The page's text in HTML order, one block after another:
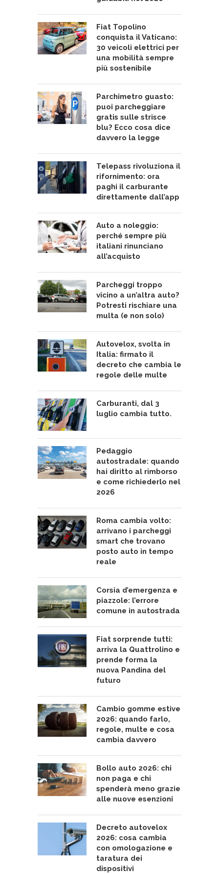
Fiat Topolino
conquista il Vaticano:
30 veicoli elettrici per
una mobilità sempre
più sostenibile
Parchimetro guasto:
puoi parcheggiare
gratis sulle strisce
blu? Ecco cosa dice
davvero la legge
Telepass rivoluziona il
rifornimento: ora
paghi il carburante
direttamente dall’app
Auto a noleggio:
perché sempre più
italiani rinunciano
all’acquisto
Parcheggi troppo
vicino a un’altra auto?
Potresti rischiare una
multa (e non solo)
Autovelox, svolta in
Italia: firmato il
decreto che cambia le
regole delle multe
Carburanti, dal 3
luglio cambia tutto.
Pedaggio
autostradale: quando
hai diritto al rimborso
e come richiederlo nel
2026
Roma cambia volto:
arrivano i parcheggi
smart che trovano
posto auto in tempo
reale
Corsia d’emergenza e
piazzole: l’errore
comune in autostrada
Fiat sorprende tutti:
arriva la Quattrolino e
prende forma la
nuova Pandina del
futuro
Cambio gomme estive
2026: quando farlo,
regole, multe e cosa
cambia davvero
Bollo auto 2026: chi
non paga e chi
spenderà meno grazie
alle nuove esenzioni
Decreto autovelox
2026: cosa cambia
con omologazione e
taratura dei
dispositivi